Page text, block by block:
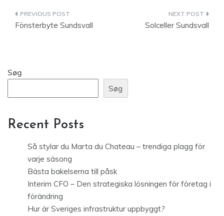
Indlægsnavigation
Fönsterbyte Sundsvall Solceller Sundsvall
Søg
Søg
Recent Posts
Så stylar du Marta du Chateau – trendiga plagg för
varje säsong
Bästa bakelserna till påsk
Interim CFO – Den strategiska lösningen för företag i
förändring
Hur är Sveriges infrastruktur uppbyggt?